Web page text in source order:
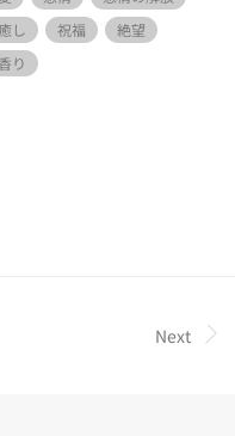
癒し 祝福
絶望
香り
Next